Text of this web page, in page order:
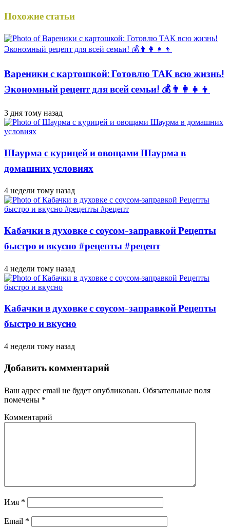
Похожие статьи
Вареники с картошкой: Готовлю ТАК всю жизнь!
Экономный рецепт для всей семьи! 💰👨👩👧👦
3 дня тому назад
Шаурма с курицей и овощами Шаурма в
домашних условиях
4 недели тому назад
Кабачки в духовке с соусом-заправкой Рецепты
быстро и вкусно #рецепты #рецепт
4 недели тому назад
Кабачки в духовке с соусом-заправкой Рецепты
быстро и вкусно
4 недели тому назад
Добавить комментарий
Ваш адрес email не будет опубликован. Обязательные поля
помечены *
Комментарий
Имя *
Email *